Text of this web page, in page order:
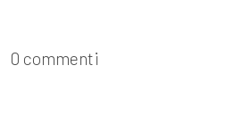
0 commenti